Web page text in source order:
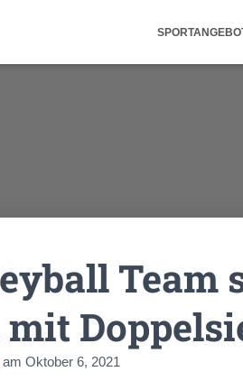
Team
am Oktober 6, 2021